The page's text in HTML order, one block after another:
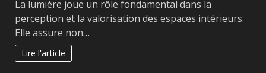
La lumière joue un rôle fondamental dans la
perception et la valorisation des espaces intérieurs.
Elle assure non…
Lire l'article